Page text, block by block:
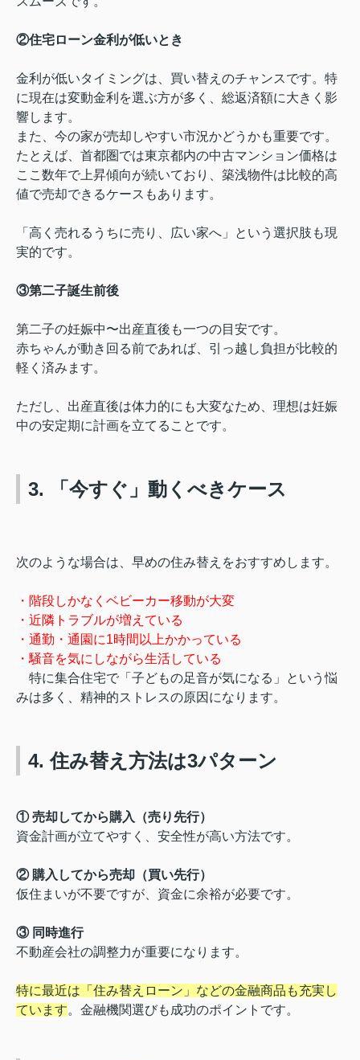
②住宅ローン金利が低いとき
金利が低いタイミングは、買い替えのチャンスです。特
に現在は変動金利を選ぶ方が多く、総返済額に大きく影
響します。
また、今の家が売却しやすい市況かどうかも重要です。
たとえば、首都圏では東京都内の中古マンション価格は
ここ数年で上昇傾向が続いており、築浅物件は比較的高
値で売却できるケースもあります。
「高く売れるうちに売り、広い家へ」という選択肢も現
実的です。
③第二子誕生前後
第二子の妊娠中〜出産直後も一つの目安です。
赤ちゃんが動き回る前であれば、引っ越し負担が比較的
軽く済みます。
ただし、出産直後は体力的にも大変なため、理想は妊娠
中の安定期に計画を立てることです。
3. 「今すぐ」動くべきケース
次のような場合は、早めの住み替えをおすすめします。
・階段しかなくベビーカー移動が大変
・近隣トラブルが増えている
・通勤・通園に1時間以上かかっている
・騒音を気にしながら生活している
特に集合住宅で「子どもの足音が気になる」という悩
みは多く、精神的ストレスの原因になります。
4. 住み替え方法は3パターン
① 売却してから購入（売り先行）
資金計画が立てやすく、安全性が高い方法です。
② 購入してから売却（買い先行）
仮住まいが不要ですが、資金に余裕が必要です。
③ 同時進行
不動産会社の調整力が重要になります。
特に最近は「住み替えローン」などの金融商品も充実し
ています。金融機関選びも成功のポイントです。